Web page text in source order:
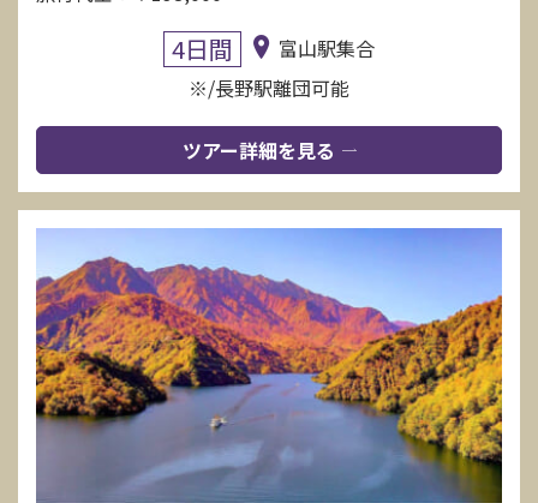
4日間
富山駅集合
※/長野駅離団可能
ツアー詳細を見る